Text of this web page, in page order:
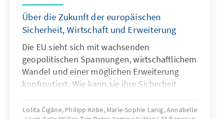
Über die Zukunft der europäischen
Sicherheit, Wirtschaft und Erweiterung
Die EU sieht sich mit wachsenden
geopolitischen Spannungen, wirtschaftlichem
Wandel und einer möglichen Erweiterung
konfrontiert. Wie kann sie ihre Sicherheit
strategisch wachsen? Sechs
Lolita Čigāne, Philipp Köbe, Marie-Sophie Lanig, Annabelle